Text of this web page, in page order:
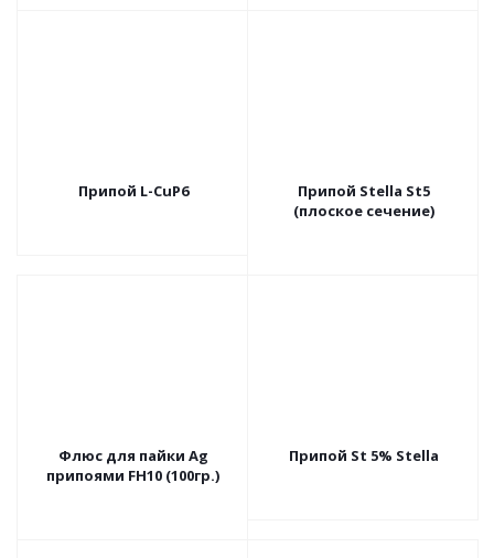
Припой L-CuP6
Припой Stella St5
(плоское сечение)
Флюс для пайки Ag
припоями FH10 (100гр.)
Припой St 5% Stella